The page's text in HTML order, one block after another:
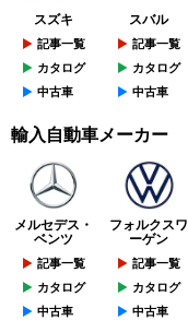
スズキ
記事一覧
カタログ
中古車
スバル
記事一覧
カタログ
中古車
輸入自動車メーカー
メルセデス・
ベンツ
記事一覧
カタログ
中古車
フォルクスワ
ーゲン
記事一覧
カタログ
中古車